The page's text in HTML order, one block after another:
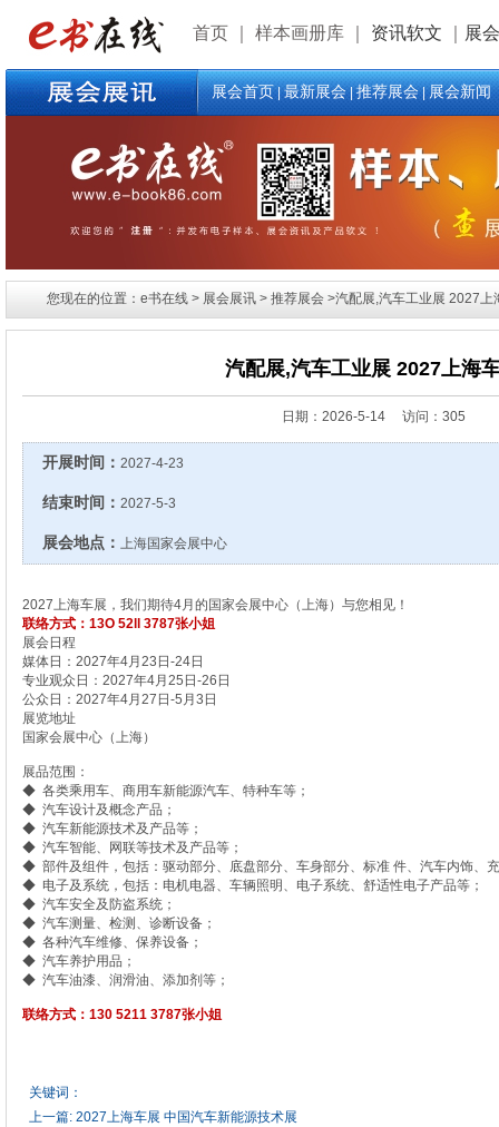
首页 样本画册库 资讯软文 展
展会首页|最新展会|推荐展会|展会新闻
您现在的位置：e书在线 > 展会展讯 > 推荐展会 >汽配展,汽车工业展 2027上
汽配展,汽车工业展 2027上海
日期： 2026-5-14 访问：305
开展时间： 2027-4-23
结束时间： 2027-5-3
展会地点： 上海国家会展中心
2027上海车展，我们期待4月的国家会展中心（上海）与您相见！
联络方式：13O 52ll 3787张小姐
展会日程
媒体日：2027年4月23日-24日
专业观众日：2027年4月25日-26日
公众日：2027年4月27日-5月3日
展览地址
国家会展中心（上海）
展品范围：
◆ 各类乘用车、商用车新能源汽车、特种车等；
◆ 汽车设计及概念产品；
◆ 汽车新能源技术及产品等；
◆ 汽车智能、网联等技术及产品等；
◆ 部件及组件，包括：驱动部分、底盘部分、车身部分、标准 件、汽车内饰、
◆ 电子及系统，包括：电机电器、车辆照明、电子系统、舒适性电子产品等；
◆ 汽车安全及防盗系统；
◆ 汽车测量、检测、诊断设备；
◆ 各种汽车维修、保养设备；
◆ 汽车养护用品；
◆ 汽车油漆、润滑油、添加剂等；
联络方式：130 5211 3787张小姐
关键词：
上一篇: 2027上海车展 中国汽车新能源技术展